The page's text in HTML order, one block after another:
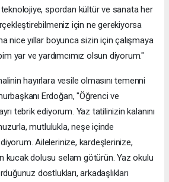
teknolojiye, spordan kültür ve sanata her
için ne gerekiyorsa
nice yıllar boyunca sizin için çalışmaya
yar ve yardımcımız olsun diyorum."
hayırlara vesile olmasını temenni
Erdoğan, "Öğrenci ve
tebrik ediyorum. Yaz tatilinizin kalanını
mutlulukla, neşe içinde
Ailelerinize, kardeşlerinize,
kucak dolusu selam götürün. Yaz okulu
dostlukları, arkadaşlıkları